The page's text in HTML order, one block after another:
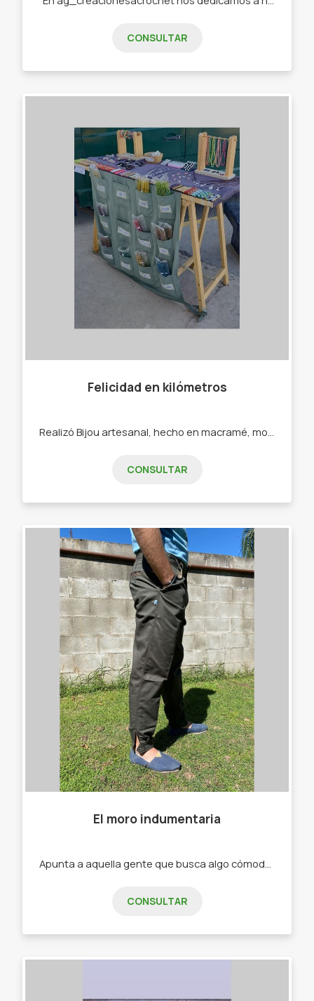
CONSULTAR
Felicidad en kilómetros
CONSULTAR
El moro indumentaria
CONSULTAR